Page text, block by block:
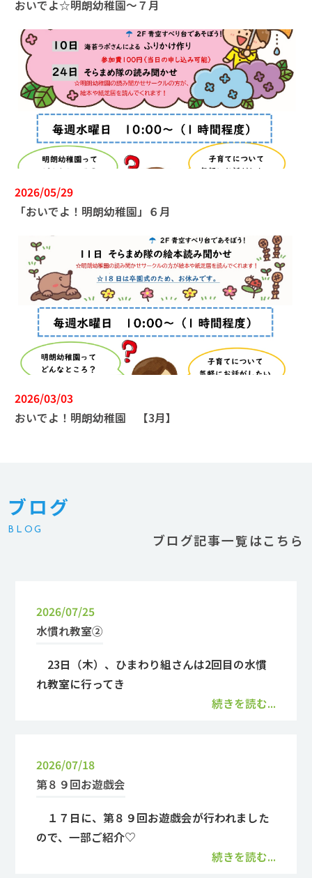
おいでよ☆明朗幼稚園～７月
2026/05/29
「おいでよ！明朗幼稚園」６月
2026/03/03
おいでよ！明朗幼稚園 【3月】
ブログ
BLOG
ブログ記事一覧はこちら
2026/07/25
水慣れ教室②
23日（木）、ひまわり組さんは2回目の水慣
れ教室に行ってき
続きを読む...
2026/07/18
第８９回お遊戯会
１７日に、第８９回お遊戯会が行われました
ので、一部ご紹介♡
続きを読む...